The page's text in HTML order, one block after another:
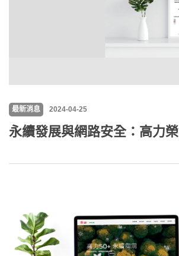
最新消息 2024-04-25